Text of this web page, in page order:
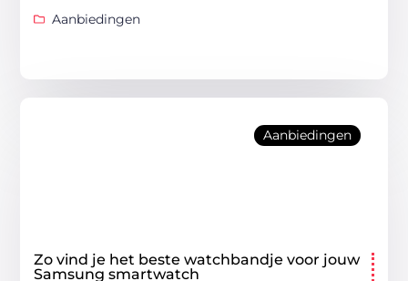
Aanbiedingen
Aanbiedingen
Zo vind je het beste watchbandje voor jouw
Samsung smartwatch